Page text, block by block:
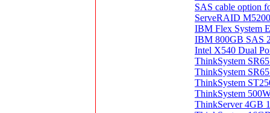
SAS cable option
ServeRAID
IBM Flex System
IBM 800GB SAS
Intel X540 Dual
ThinkSystem
ThinkSystem
ThinkSystem
ThinkSystem
ThinkServer 4GB